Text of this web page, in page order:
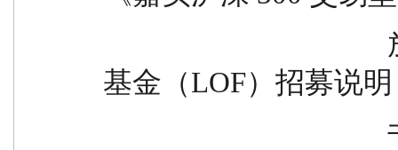
基金（LOF）招募说明